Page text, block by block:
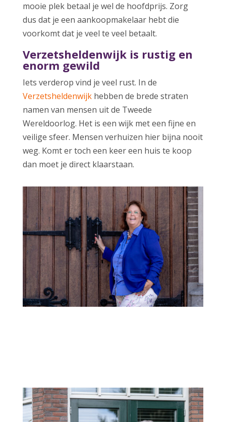
mooie plek betaal je wel de hoofdprijs. Zorg
dus dat je een aankoopmakelaar hebt die
voorkomt dat je veel te veel betaalt.
Verzetsheldenwijk is rustig en
enorm gewild
Iets verderop vind je veel rust. In de
Verzetsheldenwijkhebben de brede straten
namen van mensen uit de Tweede
Wereldoorlog. Het is een wijk met een fijne en
veilige sfeer. Mensen verhuizen hier bijna nooit
weg. Komt er toch een keer een huis te koop
dan moet je direct klaarstaan.